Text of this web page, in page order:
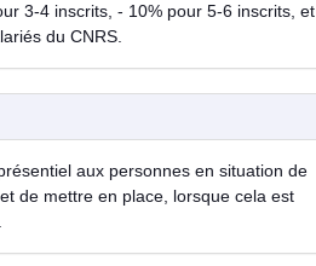
3-4 inscrits, - 10% pour 5-6 inscrits, et
du CNRS.
aux personnes en situation de
de mettre en place, lorsque cela est